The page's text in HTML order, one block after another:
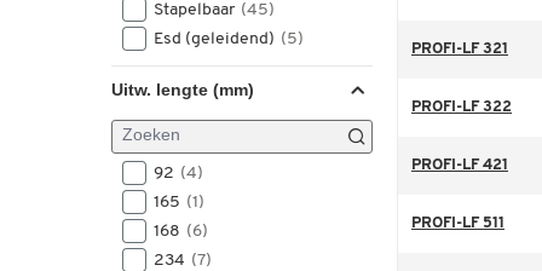
Stapelbaar (45)
Esd (geleidend) (5)
Uitw. lengte (mm)
92 (4)
165 (1)
168 (6)
234 (7)
PROFI-LF 321
PROFI-LF 322
PROFI-LF 421
PROFI-LF 511